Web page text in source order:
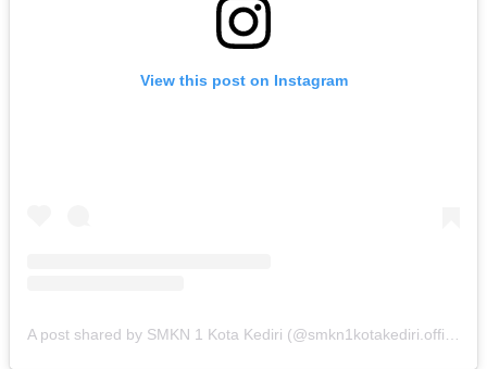
View this post on Instagram